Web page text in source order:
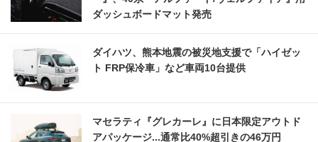
ダッシュボードマット発売
ダイハツ、熊本地震の被災地支援で「ハイゼッ
ト FRP保冷車」など車両10台提供
マセラティ『グレカーレ』に日本限定アウトド
アパッケージ...通常比40%超引きの46万円